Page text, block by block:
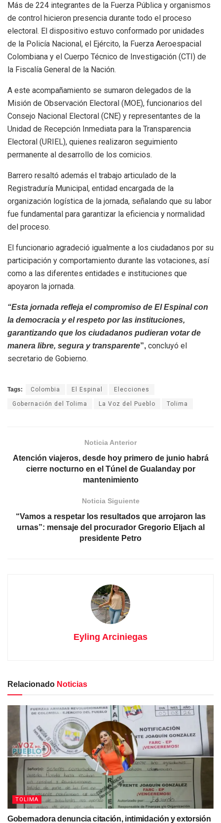
Más de 224 integrantes de la Fuerza Pública y organismos
de control hicieron presencia durante todo el proceso
electoral. El dispositivo estuvo conformado por unidades
de la Policía Nacional, el Ejército, la Fuerza Aeroespacial
Colombiana y el Cuerpo Técnico de Investigación (CTI) de
la Fiscalía General de la Nación.
A este acompañamiento se sumaron delegados de la
Misión de Observación Electoral (MOE), funcionarios del
Consejo Nacional Electoral (CNE) y representantes de la
Unidad de Recepción Inmediata para la Transparencia
Electoral (URIEL), quienes realizaron seguimiento
permanente al desarrollo de los comicios.
Barrero resaltó además el trabajo articulado de la
Registraduría Municipal, entidad encargada de la
organización logística de la jornada, señalando que su labor
fue fundamental para garantizar la eficiencia y normalidad
del proceso.
El funcionario agradeció igualmente a los ciudadanos por su
participación y comportamiento durante las votaciones, así
como a las diferentes entidades e instituciones que
apoyaron la jornada.
“Esta jornada refleja el compromiso de El Espinal con
la democracia y el respeto por las instituciones,
garantizando que los ciudadanos pudieran votar de
manera libre, segura y transparente”, concluyó el
secretario de Gobierno.
Tags: Colombia El Espinal Elecciones
Gobernación del Tolima La Voz del Pueblo Tolima
Noticia Anterior
Atención viajeros, desde hoy primero de junio habrá
cierre nocturno en el Túnel de Gualanday por
mantenimiento
Noticia Siguiente
“Vamos a respetar los resultados que arrojaron las
urnas”: mensaje del procurador Gregorio Eljach al
presidente Petro
Eyling Arciniegas
Relacionado Noticias
TOLIMA
Gobernadora denuncia citación, intimidación y extorsión